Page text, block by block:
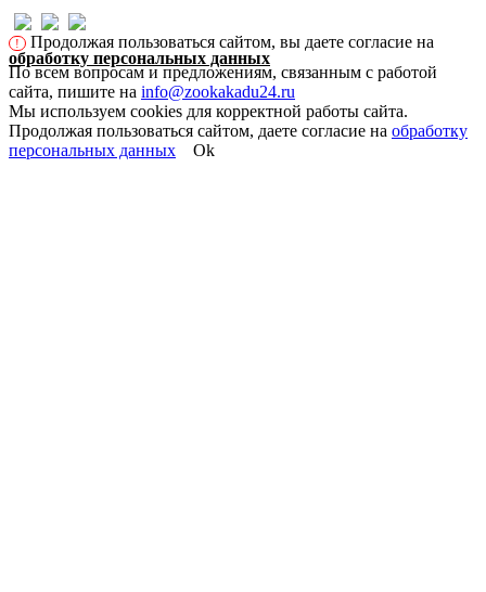
!
Продолжая пользоваться сайтом, вы даете согласие на
обработку персональных данных
По всем вопросам и предложениям, связанным с работой
сайта, пишите на info@zookakadu24.ru
Мы используем cookies для корректной работы сайта.
Продолжая пользоваться сайтом, даете согласие на обработку
персональных данных
Ok